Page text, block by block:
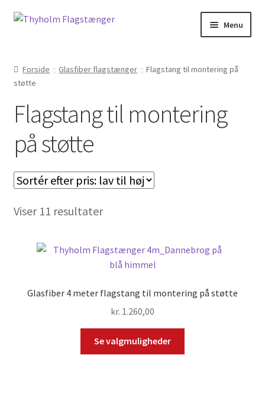
Spring
Spring
Menu
Kasse
Kurv
Leverings- og handelsbetingelser
Min Konto
Privatlivspolitik
Forside Glasfiber flagstænger
Flagstang til montering på
støtte
Flagstang til montering
på støtte
Viser 11 resultaterSorteret
pris:
lav
til
høj
Glasfiber 4 meter flagstang til montering på støtte
kr. 1.260,00
Se valgmuligheder